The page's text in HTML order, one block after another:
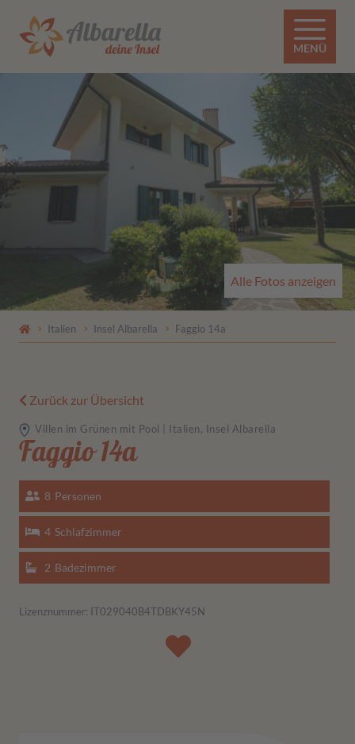
MENÜ
Alle Fotos anzeigen
Italien Insel Albarella Faggio 14a
Zurück zur Übersicht
Villen im Grünen mit Pool | Italien, Insel Albarella
Faggio 14a
Personen
8
Schlafzimmer
4
Badezimmer
2
Lizenznummer: IT029040B4TDBKY45N